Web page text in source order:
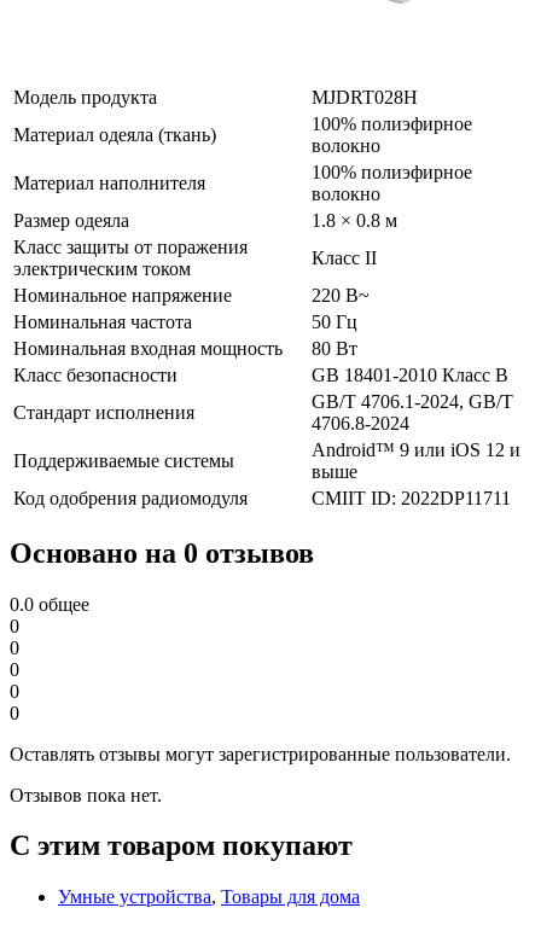
Модель продукта
MJDRT028H
Материал одеяла (ткань)
100% полиэфирное
волокно
Материал наполнителя
100% полиэфирное
волокно
Размер одеяла
1.8 × 0.8 м
Класс защиты от поражения
электрическим током
Класс II
Номинальное напряжение
220 В~
Номинальная частота
50 Гц
Номинальная входная мощность
80 Вт
Класс безопасности
GB 18401-2010 Класс B
Стандарт исполнения
GB/T 4706.1-2024, GB/T
4706.8-2024
Поддерживаемые системы
Android™ 9 или iOS 12 и
выше
Код одобрения радиомодуля
CMIIT ID: 2022DP11711
Основано на 0 отзывов
0.0 общее
0
0
0
0
0
Оставлять отзывы могут зарегистрированные пользователи.
Отзывов пока нет.
С этим товаром покупают
Умные устройства, Товары для дома